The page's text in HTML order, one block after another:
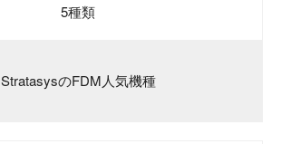
5種類
StratasysのFDM人気機種